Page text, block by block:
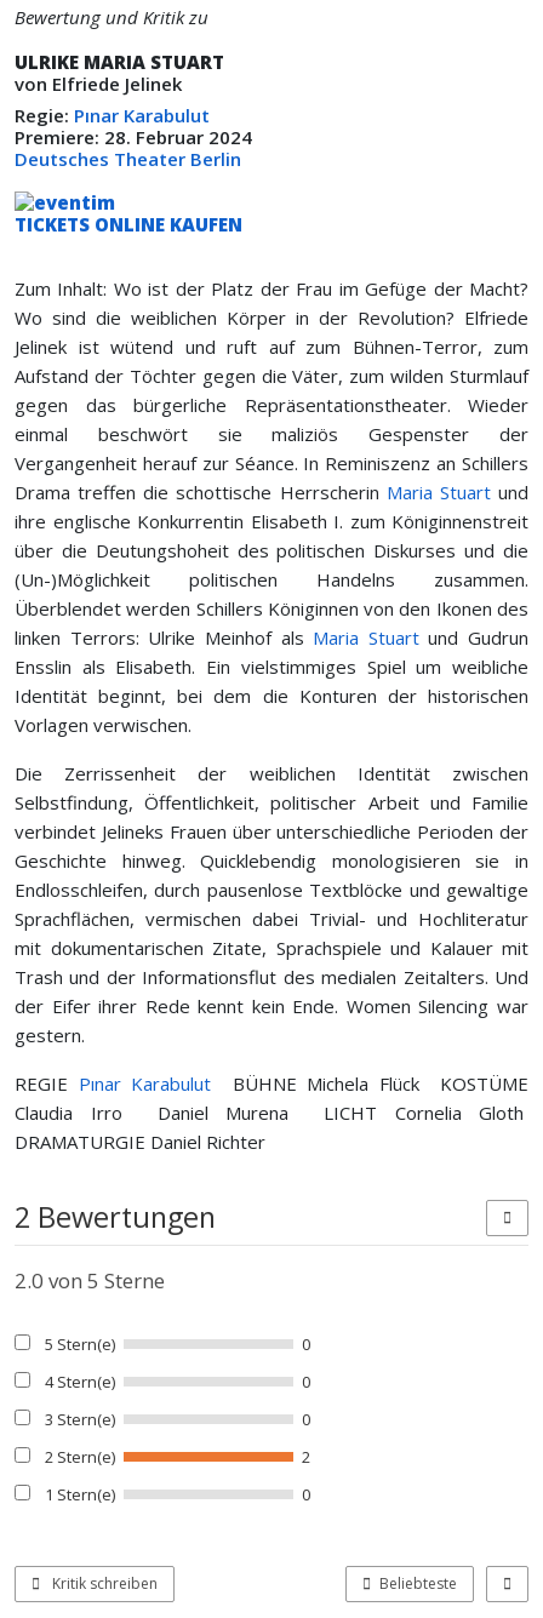
Bewertung und Kritik zu
ULRIKE MARIA STUART
von Elfriede Jelinek
Regie: Pınar Karabulut
Premiere: 28. Februar 2024
Deutsches Theater Berlin
TICKETS ONLINE KAUFEN
Zum Inhalt: Wo ist der Platz der Frau im Gefüge der Macht?
Wo sind die weiblichen Körper in der Revolution? Elfriede
Jelinek ist wütend und ruft auf zum Bühnen-Terror, zum
Aufstand der Töchter gegen die Väter, zum wilden Sturmlauf
gegen das bürgerliche Repräsentationstheater. Wieder
einmal beschwört sie maliziös Gespenster der
Vergangenheit herauf zur Séance. In Reminiszenz an Schillers
Drama treffen die schottische Herrscherin Maria Stuartund
ihre englische Konkurrentin Elisabeth I. zum Königinnenstreit
über die Deutungshoheit des politischen Diskurses und die
(Un-)Möglichkeit politischen Handelns zusammen.
Überblendet werden Schillers Königinnen von den Ikonen des
linken Terrors: Ulrike Meinhof als Maria Stuartund Gudrun
Ensslin als Elisabeth. Ein vielstimmiges Spiel um weibliche
Identität beginnt, bei dem die Konturen der historischen
Vorlagen verwischen.
Die Zerrissenheit der weiblichen Identität zwischen
Selbstfindung, Öffentlichkeit, politischer Arbeit und Familie
verbindet Jelineks Frauen über unterschiedliche Perioden der
Geschichte hinweg. Quicklebendig monologisieren sie in
Endlosschleifen, durch pausenlose Textblöcke und gewaltige
Sprachflächen, vermischen dabei Trivial- und Hochliteratur
mit dokumentarischen Zitate, Sprachspiele und Kalauer mit
Trash und der Informationsflut des medialen Zeitalters. Und
der Eifer ihrer Rede kennt kein Ende. Women Silencing war
gestern.
REGIE Pınar Karabulut BÜHNE Michela Flück KOSTÜME
Claudia Irro Daniel Murena LICHT Cornelia Gloth
DRAMATURGIE Daniel Richter
2 Bewertungen
2.0 von 5 Sterne
5 Stern(e)
0
4 Stern(e)
0
3 Stern(e)
0
2 Stern(e)
2
1 Stern(e)
0
Kritik schreiben Beliebteste